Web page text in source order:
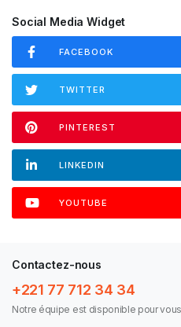
Social Media Widget
FACEBOOK
TWITTER
PINTEREST
LINKEDIN
YOUTUBE
Contactez-nous
+221 77 712 34 34
Notre équipe est disponible pour